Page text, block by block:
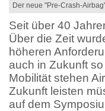
Der neue "Pre-Crash-
Seit über 40
Über die Zeit
höheren
auch in Zukunft
Mobilität stehen
Zukunft leisten
auf dem